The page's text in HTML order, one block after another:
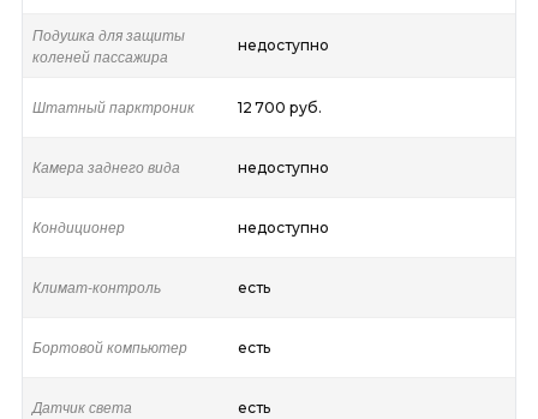
Подушка для защиты
коленей пассажира
недоступно
Штатный парктроник 12 700 руб.
Камера заднего вида недоступно
Кондиционер недоступно
Климат-контроль есть
Бортовой компьютер есть
Датчик света есть